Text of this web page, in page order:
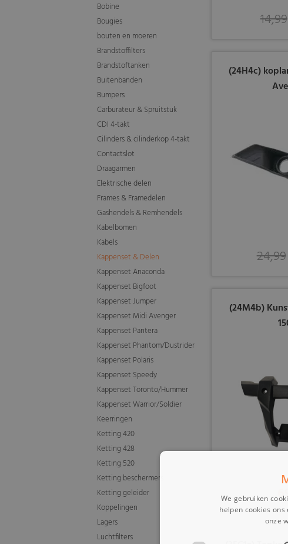
Bobine
Bougies
bouten en moeren
Brandstoffilters
Brandstoftanken
Buitenbanden
Bumpers
Carburateur & Spruitstuk
CDI 4-takt
Cilinders & cilinderkop 4-takt
Contactslot
Draagarmen
Elektrische delen
Frames & Framedelen
Gashendels & Remhendels
Kabelbomen
Kabels
Kappenset & Delen
Kappenset Anaconda
Kappenset Bigfoot
Kappenset Jumper
Kappenset Midi Avenger
Kappenset Pantera
Kappenset Phantom/Dustrider
Kappenset Polaris
Kappenset Speedy
Kappenset Toronto/Hummer
Kappenset Warrior/Soldier
Keerringen
Ketting 420
Ketting 428
Ketting 520
Ketting beschermers
Ketting geleider
Koppelingen
Lagers
Luchtfilters
14,99
(24H4c)
24,99
(24M4b)
We gebruiken
helpen cookies
onze